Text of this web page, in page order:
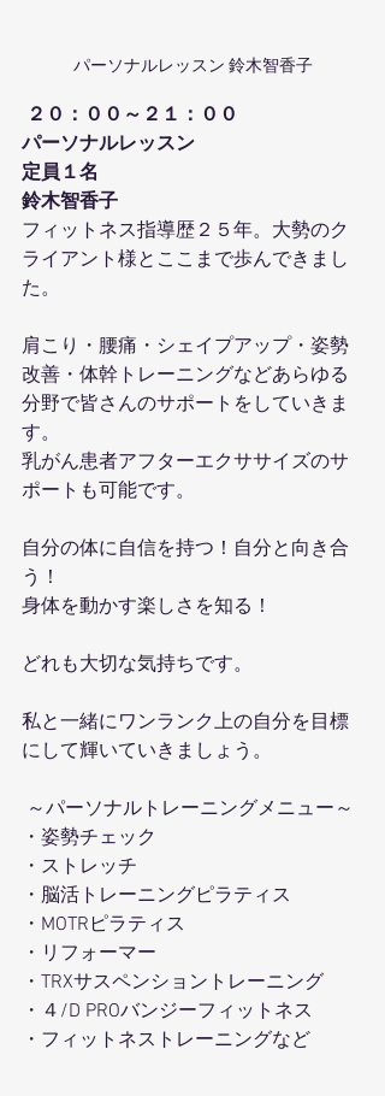
パーソナルレッスン 鈴木智香子
２０：００～２１：００
パーソナルレッスン
定員１名
鈴木智香子
フィットネス指導歴２５年。大勢のク
ライアント様とここまで歩んできまし
た。
肩こり・腰痛・シェイプアップ・姿勢
改善・体幹トレーニングなどあらゆる
分野で皆さんのサポートをしていきま
す。
乳がん患者アフターエクササイズのサ
ポートも可能です。
自分の体に自信を持つ！自分と向き合
う！
身体を動かす楽しさを知る！
どれも大切な気持ちです。
私と一緒にワンランク上の自分を目標
にして輝いていきましょう。
～パーソナルトレーニングメニュー～
・姿勢チェック
・ストレッチ
・脳活トレーニングピラティス
・MOTRピラティス
・リフォーマー
・TRXサスペンショントレーニング
・４/D PROバンジーフィットネス
・フィットネストレーニングなど